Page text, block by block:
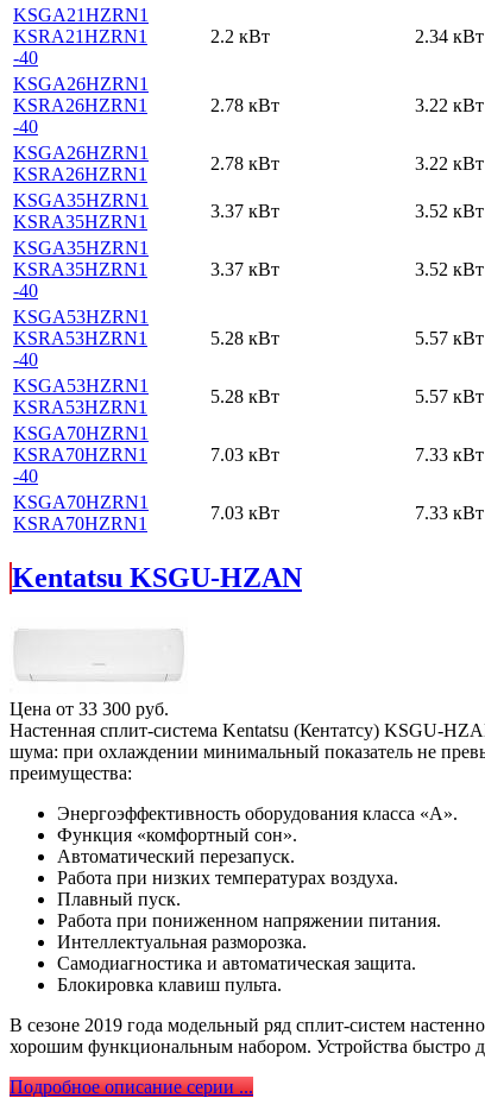
KSGA21HZRN1
KSRA21HZRN1
-40
2.2 кВт 2.34 кВт
KSGA26HZRN1
KSRA26HZRN1
-40
2.78 кВт 3.22 кВт
KSGA26HZRN1
KSRA26HZRN1
2.78 кВт 3.22 кВт
KSGA35HZRN1
KSRA35HZRN1
3.37 кВт 3.52 кВт
KSGA35HZRN1
KSRA35HZRN1
-40
3.37 кВт 3.52 кВт
KSGA53HZRN1
KSRA53HZRN1
-40
5.28 кВт 5.57 кВт
KSGA53HZRN1
KSRA53HZRN1
5.28 кВт 5.57 кВт
KSGA70HZRN1
KSRA70HZRN1
-40
7.03 кВт 7.33 кВт
KSGA70HZRN1
KSRA70HZRN1
7.03 кВт 7.33 кВт
Kentatsu KSGU-HZAN
Цена от 33 300 руб.
Настенная сплит-система Kentatsu (Кентатсу) KSGU-
шума: при охлаждении минимальный показатель не
преимущества:
Энергоэффективность оборудования класса «A».
Функция «комфортный сон».
Автоматический перезапуск.
Работа при низких температурах воздуха.
Плавный пуск.
Работа при пониженном напряжении питания.
Интеллектуальная разморозка.
Самодиагностика и автоматическая защита.
Блокировка клавиш пульта.
В сезоне 2019 года модельный ряд сплит-систем
хорошим функциональным набором. Устройства быстро
Подробное описание серии ...